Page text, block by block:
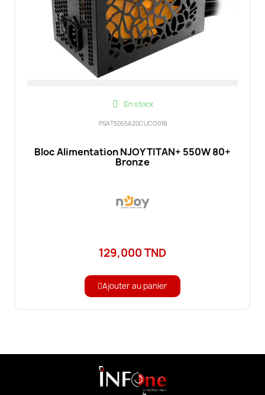
En stock
PSAT5055A20CUCO01B
Bloc Alimentation NJOY TITAN+ 550W 80+
Bronze
129,000 TND
Ajouter au panier